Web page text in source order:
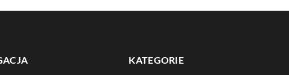
KATEGORIE